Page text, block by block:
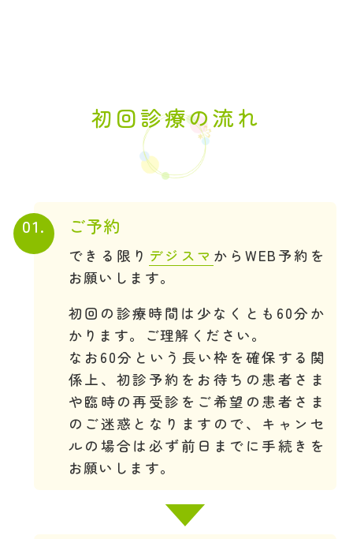
初回診療の流れ
01. ご予約
できる限り デジスマ からWEB予約を
お願いします。
初回の診療時間は少なくとも60分か
かります。ご理解ください。
なお60分という長い枠を確保する関
係上、初診予約をお待ちの患者さま
や臨時の再受診をご希望の患者さま
のご迷惑となりますので、キャンセ
ルの場合は必ず前日までに手続きを
お願いします。